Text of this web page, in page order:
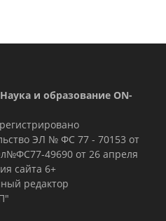
и образование ON-
ЭЛ № ФС 77 - 70153 от
49690 от 26 апреля
сайта 6+
редактор